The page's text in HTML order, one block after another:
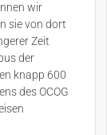
wir
sie von dort
Zeit
der
knapp 600
des OCOG